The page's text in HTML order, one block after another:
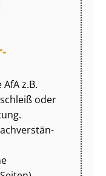
z.B.
oder